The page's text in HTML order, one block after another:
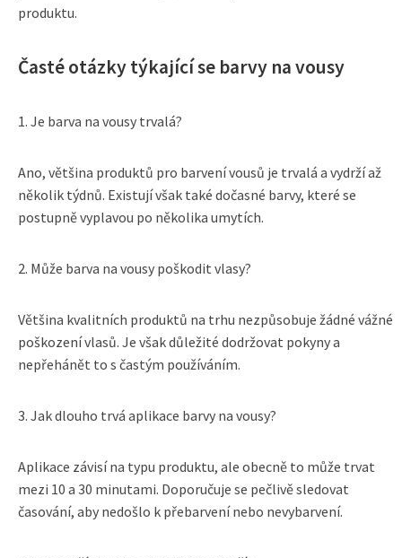
produktu.
Časté otázky týkající se barvy na vousy
1. Je barva na vousy trvalá?
Ano, většina produktů pro barvení vousů je trvalá a vydrží až
několik týdnů. Existují však také dočasné barvy, které se
postupně vyplavou po několika umytích.
2. Může barva na vousy poškodit vlasy?
Většina kvalitních produktů na trhu nezpůsobuje žádné vážné
poškození vlasů. Je však důležité dodržovat pokyny a
nepřehánět to s častým používáním.
3. Jak dlouho trvá aplikace barvy na vousy?
Aplikace závisí na typu produktu, ale obecně to může trvat
mezi 10 a 30 minutami. Doporučuje se pečlivě sledovat
časování, aby nedošlo k přebarvení nebo nevybarvení.